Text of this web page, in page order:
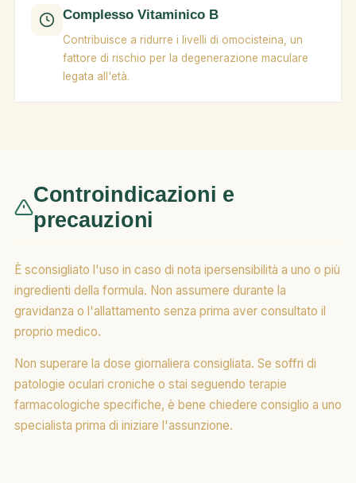
Complesso Vitaminico B
Contribuisce a ridurre i livelli di omocisteina, un
fattore di rischio per la degenerazione maculare
legata all'età.
Controindicazioni e
precauzioni
È sconsigliato l'uso in caso di nota ipersensibilità a uno o più
ingredienti della formula. Non assumere durante la
gravidanza o l'allattamento senza prima aver consultato il
proprio medico.
Non superare la dose giornaliera consigliata. Se soffri di
patologie oculari croniche o stai seguendo terapie
farmacologiche specifiche, è bene chiedere consiglio a uno
specialista prima di iniziare l'assunzione.